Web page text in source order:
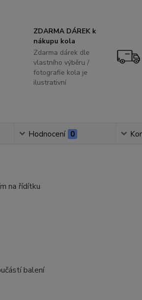
ZDARMA DÁREK k
nákupu kola
Zdarma dárek dle
vlastního výběru /
fotografie kola je
ilustrativní
Hodnocení 0
na řídítku
balení